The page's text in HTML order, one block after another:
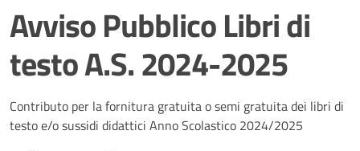
Avviso Pubblico Libri di
testo A.S. 2024-2025
Dettagli del documento
Contributo per la fornitura gratuita o semi gratuita dei libri di
testo e/o sussidi didattici Anno Scolastico 2024/2025